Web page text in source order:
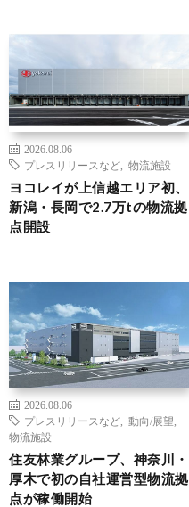
2026.08.06
プレスリリースなど
物流施設
ヨコレイが上信越エリア初、
新潟・長岡で2.7万tの物流拠
点開設
2026.08.06
プレスリリースなど
動向/展望
物流施設
住友林業グループ、神奈川・
厚木で初の自社運営型物流拠
点が稼働開始